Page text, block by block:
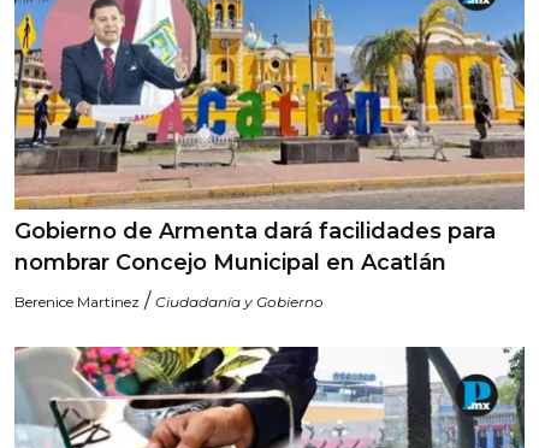
Gobierno de Armenta dará facilidades para
nombrar Concejo Municipal en Acatlán
Berenice Martinez / Ciudadanía y Gobierno